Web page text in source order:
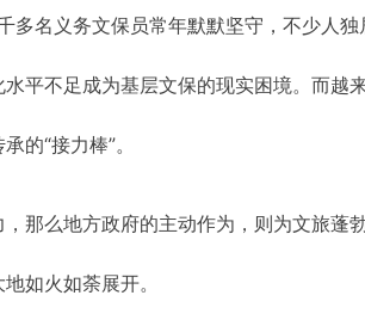
名义务文保员常年默默坚守，不少人
平不足成为基层文保的现实困境。而越
的“接力棒”。
那么地方政府的主动作为，则为文旅蓬
如火如荼展开。